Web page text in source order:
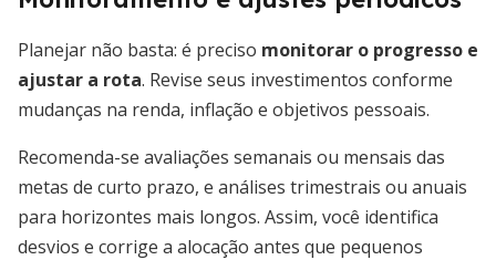
Planejar não basta: é preciso monitorar o progresso e
ajustar a rota. Revise seus investimentos conforme
mudanças na renda, inflação e objetivos pessoais.
Recomenda-se avaliações semanais ou mensais das
metas de curto prazo, e análises trimestrais ou anuais
para horizontes mais longos. Assim, você identifica
desvios e corrige a alocação antes que pequenos